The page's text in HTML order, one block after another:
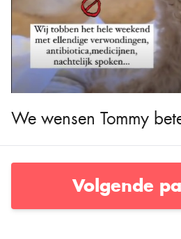
We wensen Tommy
Volgende